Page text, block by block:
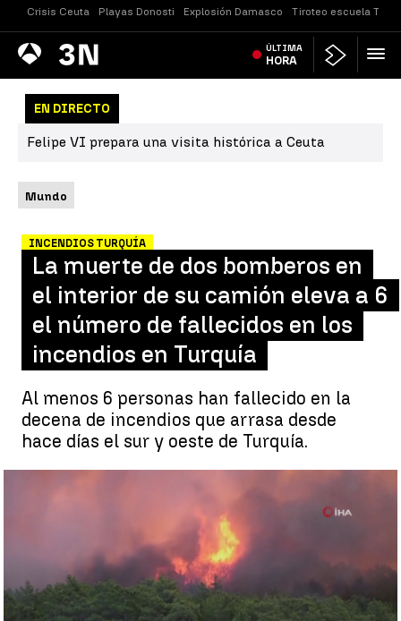
Crisis Ceuta Playas Donosti Explosión Damasco Tiroteo escuela
Antena
3 Noticias ÚLTIMA
HORA
EN DIRECTO
Felipe VI prepara una visita histórica a Ceuta
Mundo
INCENDIOS TURQUÍA
La muerte de dos bomberos en
el interior de su camión eleva a 6
el número de fallecidos en los
incendios en Turquía
Al menos 6 personas han fallecido en la
decena de incendios que arrasa desde
hace días el sur y oeste de Turquía.
La muerte de dos bomberos en el interior de su camión eleva a 6
el número de fallecidos en los incendios en Turquía |
de dos bomberos en el interior de su camión eleva a 6 el número
de fallecidos en los incendios en Turquía